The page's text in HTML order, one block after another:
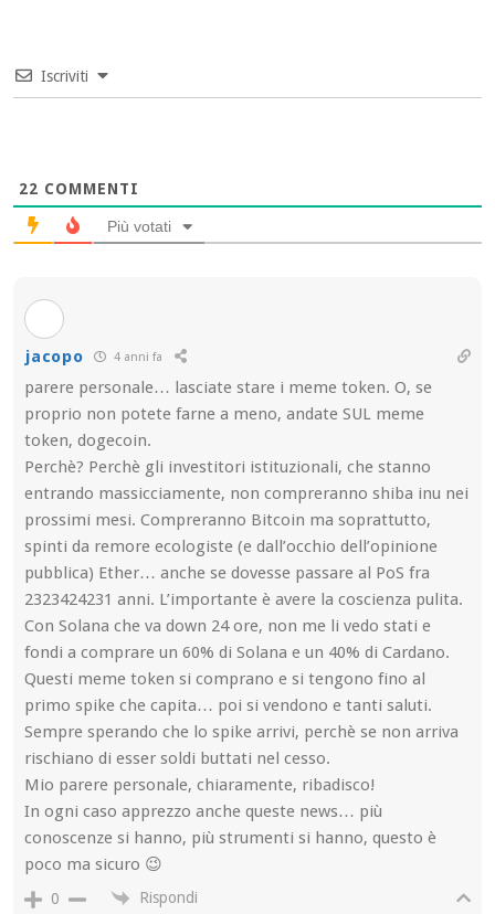
Iscriviti
22 COMMENTI
Più votati
jacopo 4 anni fa
parere personale… lasciate stare i meme token. O, se
proprio non potete farne a meno, andate SUL meme
token, dogecoin.
Perchè? Perchè gli investitori istituzionali, che stanno
entrando massicciamente, non compreranno shiba inu nei
prossimi mesi. Compreranno Bitcoin ma soprattutto,
spinti da remore ecologiste (e dall’occhio dell’opinione
pubblica) Ether… anche se dovesse passare al PoS fra
2323424231 anni. L’importante è avere la coscienza pulita.
Con Solana che va down 24 ore, non me li vedo stati e
fondi a comprare un 60% di Solana e un 40% di Cardano.
Questi meme token si comprano e si tengono fino al
primo spike che capita… poi si vendono e tanti saluti.
Sempre sperando che lo spike arrivi, perchè se non arriva
rischiano di esser soldi buttati nel cesso.
Mio parere personale, chiaramente, ribadisco!
In ogni caso apprezzo anche queste news… più
conoscenze si hanno, più strumenti si hanno, questo è
poco ma sicuro 😉
0 Rispondi